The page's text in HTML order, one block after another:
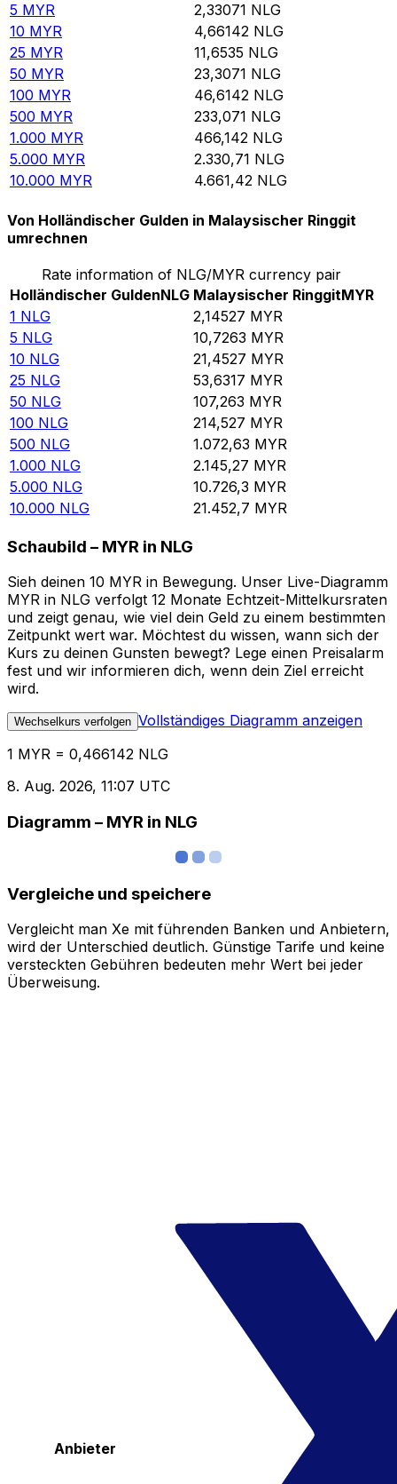
5 MYR 2,33071 NLG
10 MYR 4,66142 NLG
25 MYR 11,6535 NLG
50 MYR 23,3071 NLG
100 MYR 46,6142 NLG
500 MYR 233,071 NLG
1.000 MYR 466,142 NLG
5.000 MYR 2.330,71 NLG
10.000 MYR 4.661,42 NLG
Von Holländischer Gulden in Malaysischer Ringgit
umrechnen
Rate information of NLG/MYR currency pair
Holländischer GuldenNLG Malaysischer RinggitMYR
1 NLG 2,14527 MYR
5 NLG 10,7263 MYR
10 NLG 21,4527 MYR
25 NLG 53,6317 MYR
50 NLG 107,263 MYR
100 NLG 214,527 MYR
500 NLG 1.072,63 MYR
1.000 NLG 2.145,27 MYR
5.000 NLG 10.726,3 MYR
10.000 NLG 21.452,7 MYR
Schaubild – MYR in NLG
Sieh deinen 10 MYR in Bewegung. Unser Live-Diagramm
MYR in NLG verfolgt 12 Monate Echtzeit-Mittelkursraten
und zeigt genau, wie viel dein Geld zu einem bestimmten
Zeitpunkt wert war. Möchtest du wissen, wann sich der
Kurs zu deinen Gunsten bewegt? Lege einen Preisalarm
fest und wir informieren dich, wenn dein Ziel erreicht
wird.
Wechselkurs verfolgen Vollständiges Diagramm anzeigen
1 MYR = 0,466142 NLG
8. Aug. 2026, 11:07 UTC
Diagramm – MYR in NLG
Vergleiche und speichere
Vergleicht man Xe mit führenden Banken und Anbietern,
wird der Unterschied deutlich. Günstige Tarife und keine
versteckten Gebühren bedeuten mehr Wert bei jeder
Überweisung.
Anbieter